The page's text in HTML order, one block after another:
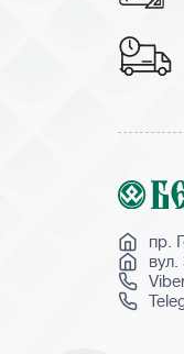
пр.
вул.